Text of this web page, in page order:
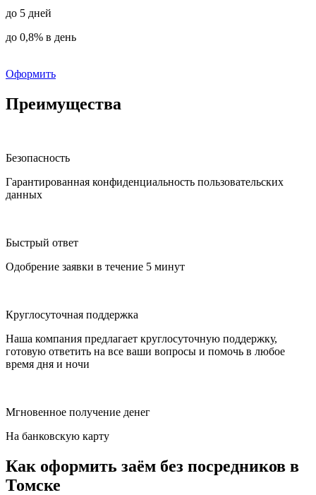
до 5 дней
до 0,8% в день
Оформить
Преимущества
Безопасность
Гарантированная конфиденциальность пользовательских
данных
Быстрый ответ
Одобрение заявки в течение 5 минут
Круглосуточная поддержка
Наша компания предлагает круглосуточную поддержку,
готовую ответить на все ваши вопросы и помочь в любое
время дня и ночи
Мгновенное получение денег
На банковскую карту
Как оформить заём без посредников в
Томске